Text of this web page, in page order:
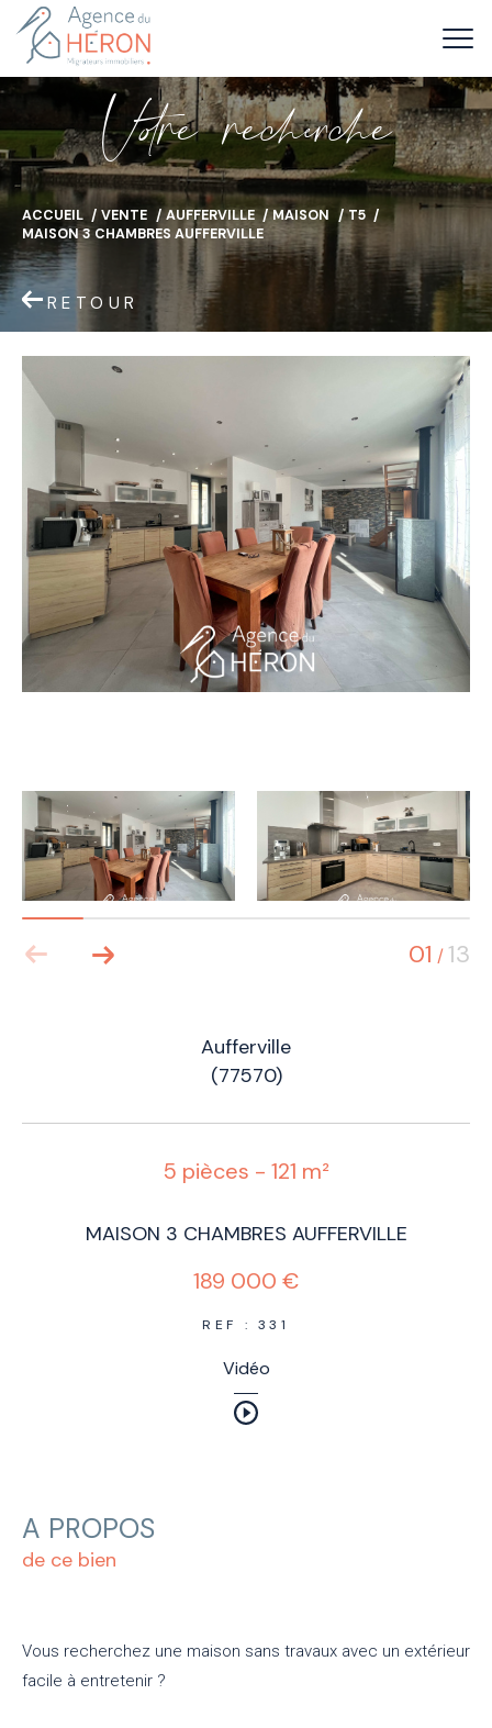
Vore recece
ACCUEIL VENTE AUFFERVILLE MAISON
T5
MAISON 3 CHAMBRES AUFFERVILLE
RETOUR
01 / 13
Aufferville
(77570)
5 pièces - 121 m²
MAISON 3 CHAMBRES AUFFERVILLE
189 000 €
REF : 331
Vidéo
A PROPOS
de ce bien
Vous recherchez une maison sans travaux avec un extérieur
facile à entretenir ?